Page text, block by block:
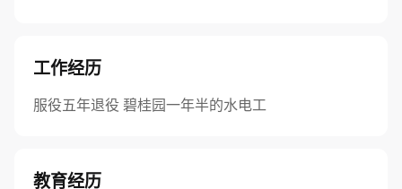
工作经历
服役五年退役 碧桂园一年半的水电工
教育经历